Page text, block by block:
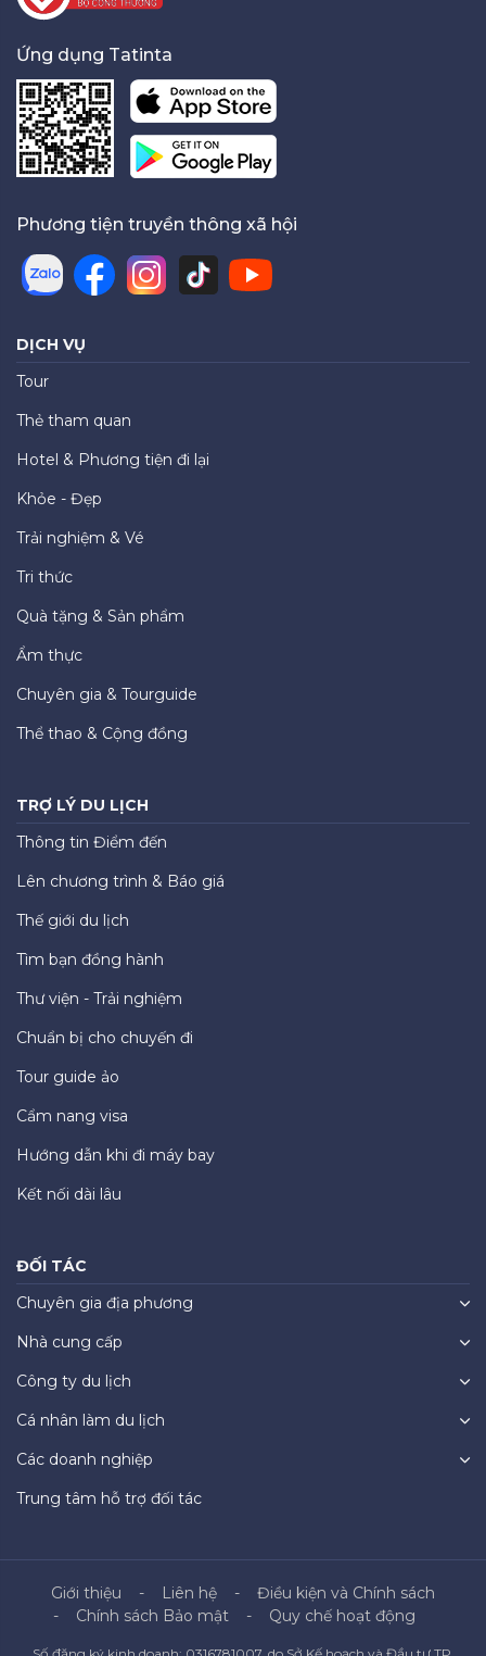
Ứng dụng Tatinta
Phương tiện truyền thông xã hội
DỊCH VỤ
Tour
Thẻ tham quan
Hotel & Phương tiện đi lại
Khỏe - Đẹp
Trải nghiệm & Vé
Tri thức
Quà tặng & Sản phẩm
Ẩm thực
Chuyên gia & Tourguide
Thể thao & Cộng đồng
TRỢ LÝ DU LỊCH
Thông tin Điểm đến
Lên chương trình & Báo giá
Thế giới du lịch
Tìm bạn đồng hành
Thư viện - Trải nghiệm
Chuẩn bị cho chuyến đi
Tour guide ảo
Cẩm nang visa
Hướng dẫn khi đi máy bay
Kết nối dài lâu
ĐỐI TÁC
Chuyên gia địa phương
Nhà cung cấp
Công ty du lịch
Cá nhân làm du lịch
Các doanh nghiệp
Trung tâm hỗ trợ đối tác
Giới thiệu Liên hệ
Điều kiện và Chính sách
Chính sách Bảo mật
Quy chế hoạt động